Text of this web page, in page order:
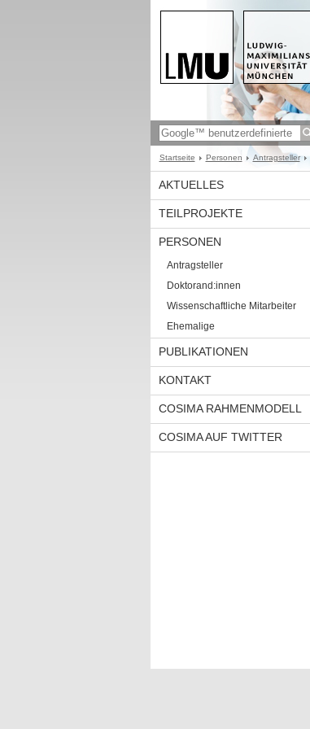
Startseite Personen Antragsteller
AKTUELLES
TEILPROJEKTE
PERSONEN
Antragsteller
Doktorand:innen
Wissenschaftliche Mitarbeiter
Ehemalige
PUBLIKATIONEN
KONTAKT
COSIMA RAHMENMODELL
COSIMA AUF TWITTER